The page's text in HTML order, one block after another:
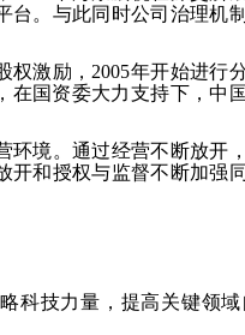
台。与此同时公司治理机
权激励， 2005年开始进行
在国资委大力支持下，中
环境。通过经营不断放开
开和授权与监督不断加强
科技力量，提高关键领